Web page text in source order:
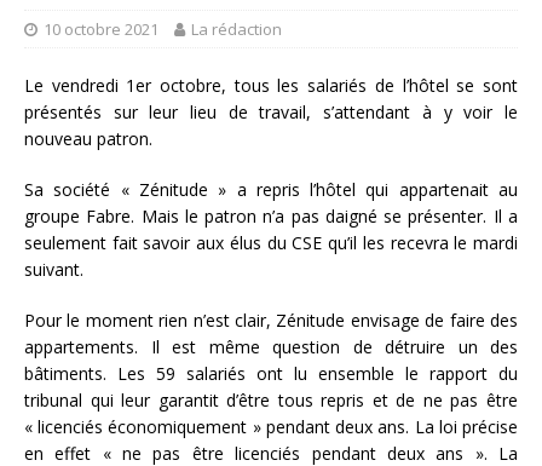
10 octobre 2021 La rédaction
Le vendredi 1er octobre, tous les salariés de l’hôtel se sont
présentés sur leur lieu de travail, s’attendant à y voir le
nouveau patron.
Sa société « Zénitude » a repris l’hôtel qui appartenait au
groupe Fabre. Mais le patron n’a pas daigné se présenter. Il a
seulement fait savoir aux élus du CSE qu’il les recevra le mardi
suivant.
Pour le moment rien n’est clair, Zénitude envisage de faire des
appartements. Il est même question de détruire un des
bâtiments. Les 59 salariés ont lu ensemble le rapport du
tribunal qui leur garantit d’être tous repris et de ne pas être
« licenciés économiquement » pendant deux ans. La loi précise
en effet « ne pas être licenciés pendant deux ans ». La